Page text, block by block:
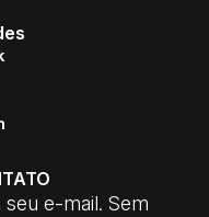
seu e-mail. Sem